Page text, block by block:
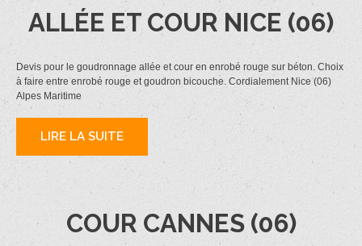
ALLÉE ET COUR NICE (06)
Devis pour le goudronnage allée et cour en enrobé rouge sur béton. Choix
à faire entre enrobé rouge et goudron bicouche. Cordialement Nice (06)
Alpes Maritime
LIRE LA SUITE
COUR CANNES (06)